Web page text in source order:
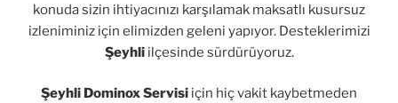
konuda sizin ihtiyacınızı karşılamak maksatlı kusursuz
izleniminiz için elimizden geleni yapıyor. Desteklerimizi
Şeyhliilçesinde sürdürüyoruz.
Şeyhli Dominox Servisi için hiç vakit kaybetmeden